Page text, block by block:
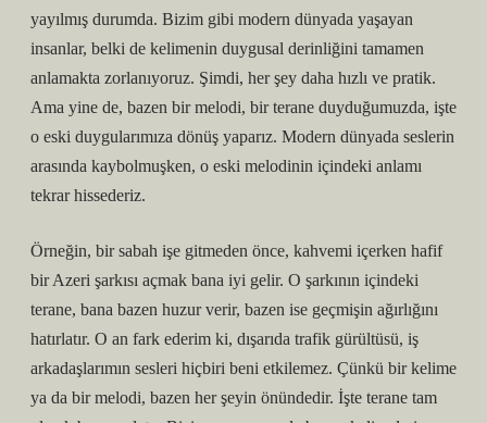
yayılmış durumda. Bizim gibi modern dünyada yaşayan
insanlar, belki de kelimenin duygusal derinliğini tamamen
anlamakta zorlanıyoruz. Şimdi, her şey daha hızlı ve pratik.
Ama yine de, bazen bir melodi, bir terane duyduğumuzda, işte
o eski duygularımıza dönüş yaparız. Modern dünyada seslerin
arasında kaybolmuşken, o eski melodinin içindeki anlamı
tekrar hissederiz.
Örneğin, bir sabah işe gitmeden önce, kahvemi içerken hafif
bir Azeri şarkısı açmak bana iyi gelir. O şarkının içindeki
terane, bana bazen huzur verir, bazen ise geçmişin ağırlığını
hatırlatır. O an fark ederim ki, dışarıda trafik gürültüsü, iş
arkadaşlarımın sesleri hiçbiri beni etkilemez. Çünkü bir kelime
ya da bir melodi, bazen her şeyin önündedir. İşte terane tam